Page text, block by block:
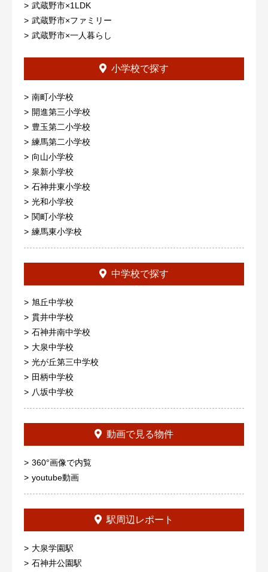
武蔵野市×1LDK
武蔵野市×ファミリー
武蔵野市×一人暮らし
小学校で探す
南町小学校
開進第三小学校
豊玉第二小学校
練馬第二小学校
向山小学校
泉新小学校
石神井東小学校
光和小学校
関町小学校
練馬東小学校
中学校で探す
旭丘中学校
貫井中学校
石神井南中学校
大泉中学校
光が丘第三中学校
田柄中学校
八坂中学校
動画で見る物件
360°画像で内覧
youtube動画
駅周辺レポート
大泉学園駅
石神井公園駅